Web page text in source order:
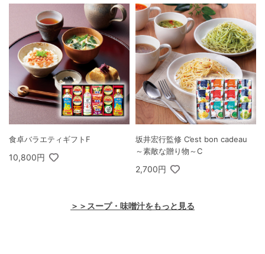
食卓バラエティギフトF
10,800円
坂井宏行監修 C’est bon cadeau
～素敵な贈り物～C
2,700円
＞＞スープ・味噌汁をもっと見る